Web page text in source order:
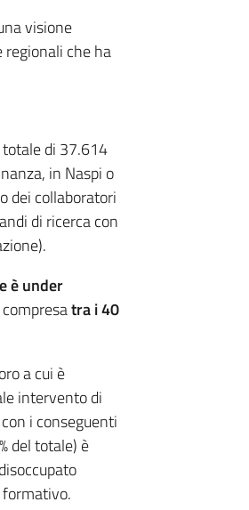
visione
che ha
di 37.614
in Naspi o
dei collaboratori
di ricerca con
è under
tra i 40
a cui è
intervento di
i conseguenti
del totale) è